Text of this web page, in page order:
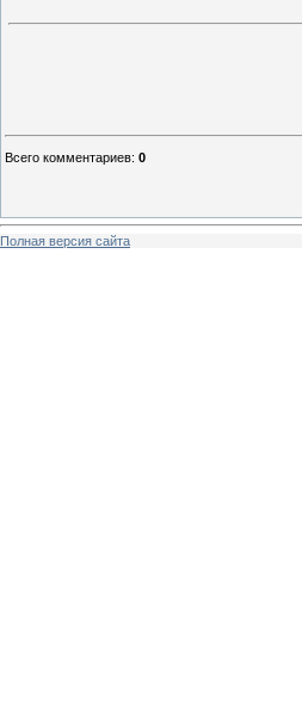
Всего комментариев: 0
Полная версия сайта